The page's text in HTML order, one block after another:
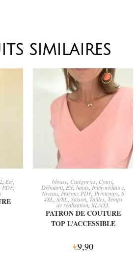
SIMILAIRES
Eté
PDF,
AJOUTER AU PANIER
blouse Catégories Court
Débutant, Eté, hauts, Intermédiaire,
Niveau Patrons PDF, Printemps S
4XL, S/XL, Saison, Tailles, Temps
de réalisation XL/4XL
PATRON DE COUTURE
TOP L’ACCESSIBLE
€9,90